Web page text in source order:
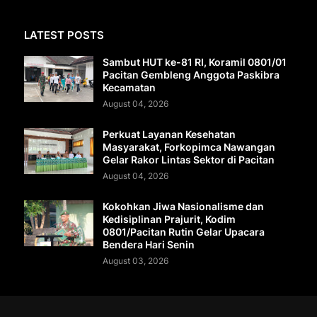
LATEST POSTS
Sambut HUT ke-81 RI, Koramil 0801/01
Pacitan Gembleng Anggota Paskibra
Kecamatan
August 04, 2026
Perkuat Layanan Kesehatan
Masyarakat, Forkopimca Nawangan
Gelar Rakor Lintas Sektor di Pacitan
August 04, 2026
Kokohkan Jiwa Nasionalisme dan
Kedisiplinan Prajurit, Kodim
0801/Pacitan Rutin Gelar Upacara
Bendera Hari Senin
August 03, 2026